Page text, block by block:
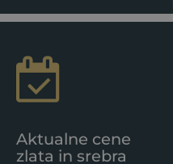
Aktualne cene
zlata in srebra
7.8.26